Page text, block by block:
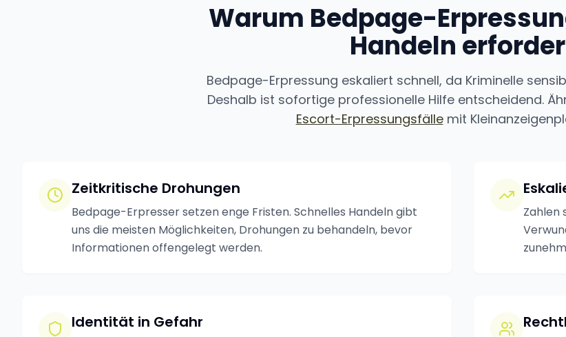
Warum Bedpage-
Handeln
Bedpage-Erpressung eskaliert schnell, da Kriminelle
Deshalb ist sofortige professionelle Hilfe entscheidend.
Escort-Erpressungsfällemit
Zeitkritische Drohungen
Bedpage-Erpresser setzen enge Fristen. Schnelles Handeln gibt
uns die meisten Möglichkeiten, Drohungen zu behandeln, bevor
Informationen offengelegt werden.
Zahlen
Identität in Gefahr